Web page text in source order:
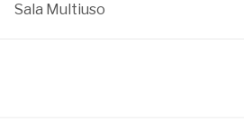
Sala Multiuso